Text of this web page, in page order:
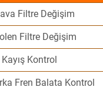
Filtre Değişim
Filtre Değişim
Kayış Kontrol
Fren Balata Kontrol